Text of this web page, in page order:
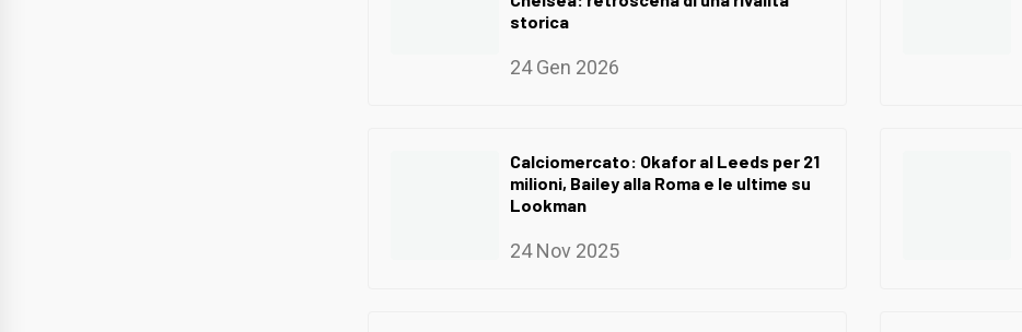
storica
24 Gen 2026
Calciomercato: Okafor al Leeds per 21
milioni, Bailey alla Roma e le ultime su
Lookman
24 Nov 2025